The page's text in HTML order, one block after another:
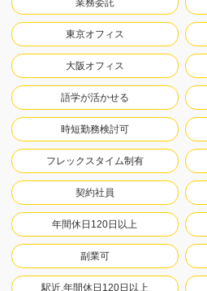
業務委託
東京オフィス
大阪オフィス
語学が活かせる
時短勤務検討可
フレックスタイム制有
契約社員
年間休日120日以上
副業可
駅近.年間休日120日以上